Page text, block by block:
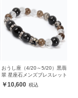
おうし座（4/20～5/20）黒翡
翠 星座石メンズブレスレット
10,600